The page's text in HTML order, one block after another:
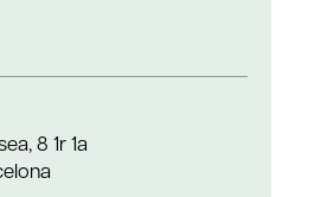
8 1r 1a